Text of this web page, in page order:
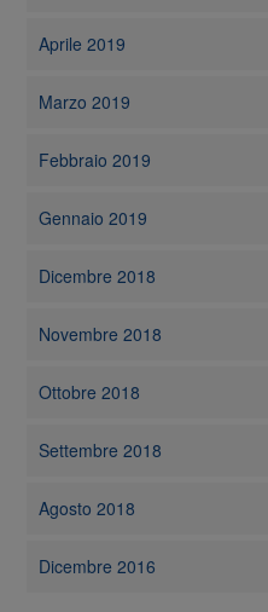
Aprile 2019
Marzo 2019
Febbraio 2019
Gennaio 2019
Dicembre 2018
Novembre 2018
Ottobre 2018
Settembre 2018
Agosto 2018
Dicembre 2016